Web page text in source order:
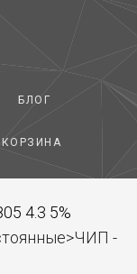
БЛОГ
КОРЗИНА
4.3 5%
-